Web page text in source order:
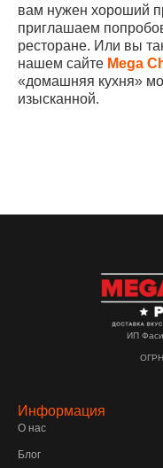
вам нужен хороший
приглашаем
ресторане. Или вы
нашем сайте Mega
«домашняя кухня»
изысканной.
ИП
Информация
О нас
Блог